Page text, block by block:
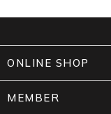
ONLINE SHOP
MEMBER